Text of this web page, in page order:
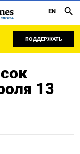
СЛУЖБА
EN
ПОДДЕРЖАТЬ
13